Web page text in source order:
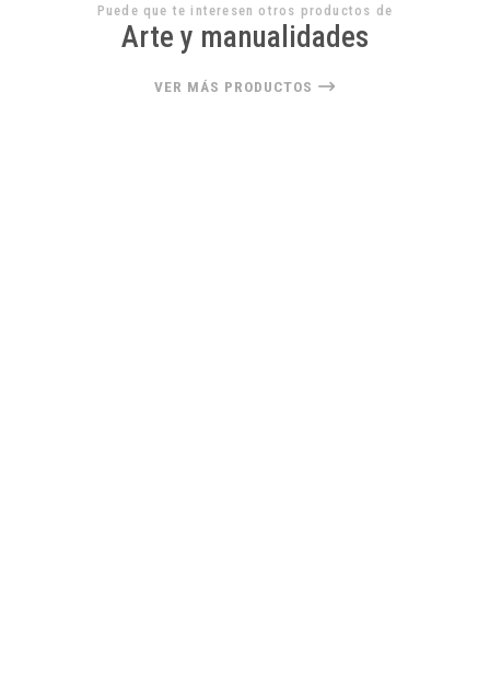
Puede que te interesen otros productos de
Arte y manualidades
VER MÁS PRODUCTOS